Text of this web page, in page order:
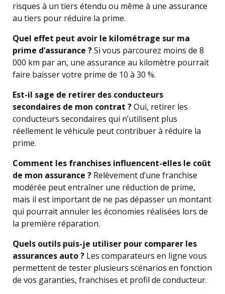
risques à un tiers étendu ou même à une assurance
au tiers pour réduire la prime.
Quel effet peut avoir le kilométrage sur ma
prime d’assurance ?Si vous parcourez moins de 8
000 km par an, une assurance au kilomètre pourrait
faire baisser votre prime de 10 à 30 %.
Est-il sage de retirer des conducteurs
secondaires de mon contrat ?Oui, retirer les
conducteurs secondaires qui n’utilisent plus
réellement le véhicule peut contribuer à réduire la
prime.
Comment les franchises influencent-elles le coût
de mon assurance ? Relèvement d’une franchise
modérée peut entraîner une réduction de prime,
mais il est important de ne pas dépasser un montant
qui pourrait annuler les économies réalisées lors de
la première réparation.
Quels outils puis-je utiliser pour comparer les
assurances auto ? Les comparateurs en ligne vous
permettent de tester plusieurs scénarios en fonction
de vos garanties, franchises et profil de conducteur.